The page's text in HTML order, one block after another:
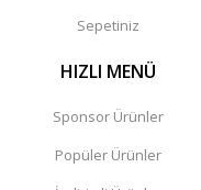
Sepetiniz
HIZLI MENÜ
Sponsor Ürünler
Popüler Ürünler